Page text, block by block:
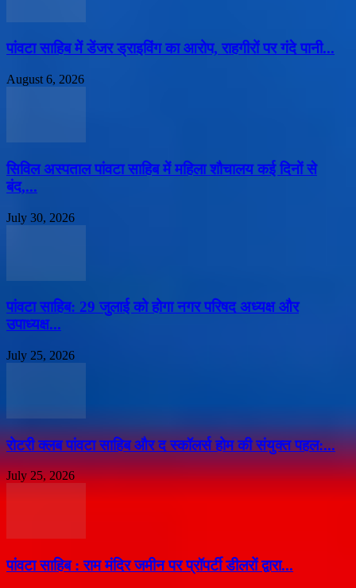
पांवटा साहिब में डेंजर ड्राइविंग का आरोप, राहगीरों पर गंदे पानी...
August 6, 2026
सिविल अस्पताल पांवटा साहिब में महिला शौचालय कई दिनों से
बंद,...
July 30, 2026
पांवटा साहिब: 29 जुलाई को होगा नगर परिषद अध्यक्ष और
उपाध्यक्ष...
July 25, 2026
​रोटरी क्लब पांवटा साहिब और द स्कॉलर्स होम की संयुक्त पहल:...
July 25, 2026
पांवटा साहिब : राम मंदिर जमीन पर प्रॉपर्टी डीलरों द्वारा...